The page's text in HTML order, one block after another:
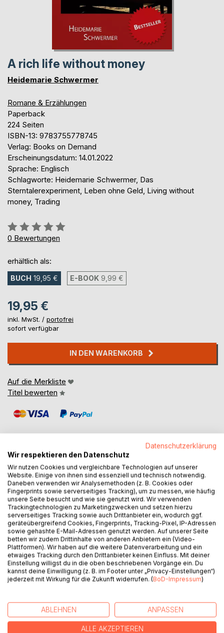
A rich life without money
Heidemarie Schwermer
Romane & Erzählungen
Paperback
224 Seiten
ISBN-13: 9783755778745
Verlag: Books on Demand
Erscheinungsdatum: 14.01.2022
Sprache: Englisch
Schlagworte: Heidemarie Schwermer, Das
Sterntalerexperiment, Leben ohne Geld, Living without
money, Trading
Bewertung::
0%
0 Bewertungen
erhältlich als:
BUCH 19,95 € E-BOOK 9,99 €
19,95 €
inkl. MwSt. / portofrei
sofort verfügbar
IN DEN WARENKORB
Auf die Merkliste
Titel bewerten
BESCHREIBUNG
Heidemarie Schwermer lived without money from 1996 to
2016. Little by little, the former teacher and psychotherapist
broke away from the prevailing constraints of society and
found her feet in her newly acquired freedom. As well as
telling the story of an extraordinary life, the book also
encourages us to re-evaluate our system of values and to
try our hands at interacting with each other in a different
way.
In 2008, she received the Tiziano Terzani Peace Prize for
AUTOR/IN
Datenschutzerklärung
Wir respektieren den Datenschutz
Wir nutzen Cookies und vergleichbare Technologien auf unserer
Website. Einige von ihnen sind essenziell und technisch notwendig.
Daneben verwenden wir Analysemethoden (z. B. Cookies oder
Fingerprints sowie serverseitiges Tracking), um zu messen, wie häufig
unsere Seite besucht und wie sie genutzt wird. Wir verwenden
Trackingtechnologien zu Marketingzwecken und setzen hierzu
serverseitiges Tracking sowie auch Drittanbieter ein, wodurch ggf.
geräteübergreifend Cookies, Fingerprints, Tracking-Pixel, IP-Adressen
sowie gehashte E-Mail-Adressen genutzt werden. Auf unserer Seite
betten wir zudem Drittinhalte von anderen Anbietern ein (Video-
Plattformen). Wir haben auf die weitere Datenverarbeitung und ein
etwaiges Tracking durch den Drittanbieter keinen Einfluss. Mit deiner
Einstellung willigst du in die oben beschriebenen Vorgänge ein. Du
kannst deine Einwilligung (z. B. im Footer unter „Privacy-Einstellungen“)
jederzeit mit Wirkung für die Zukunft widerrufen. (BoD-Impressum)
ABLEHNEN ANPASSEN
ALLE AKZEPTIEREN